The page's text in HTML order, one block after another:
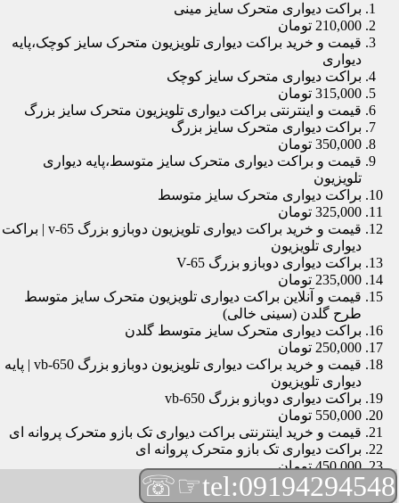
براکت دیواری متحرک سایز مینی
210,000 تومان
قیمت و خرید براکت دیواری تلویزیون متحرک سایز کوچک،پایه
دیواری
براکت دیواری متحرک سایز کوچک
315,000 تومان
قیمت و اینترنتی براکت دیواری تلویزیون متحرک سایز بزرگ
براکت دیواری متحرک سایز بزرگ
350,000 تومان
قیمت و براکت دیواری متحرک سایز متوسط،پایه دیواری
تلویزیون
براکت دیواری متحرک سایز متوسط
325,000 تومان
قیمت و خرید براکت دیواری تلویزیون دوبازو بزرگ v-65 | براکت
دیواری تلویزیون
براکت دیواری دوبازو بزرگ V-65
235,000 تومان
قیمت و آنلاین براکت دیواری تلویزیون متحرک سایز متوسط
طرح گلدن (سینی خالی)
براکت دیواری متحرک سایز متوسط گلدن
250,000 تومان
قیمت و خرید براکت دیواری تلویزیون دوبازو بزرگ vb-650 | پایه
دیواری تلویزیون
براکت دیواری دوبازو بزرگ vb-650
550,000 تومان
قیمت و خرید اینترنتی براکت دیواری تک بازو متحرک پروانه ای
براکت دیواری تک بازو متحرک پروانه ای
450,000 تومان
قیمت و براکت دیواری تلویزیون مچی | براکت دیواری تلویزیون
tel:09194294548
☞☏